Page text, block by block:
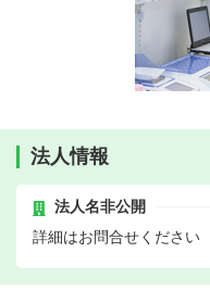
法人情報
法人名非公開
詳細はお問合せください